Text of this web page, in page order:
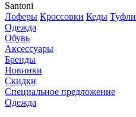
Santoni
Лоферы Кроссовки Кеды Туфли
Одежда
Обувь
Аксессуары
Бренды
Новинки
Скидки
Специальное предложение
Одежда